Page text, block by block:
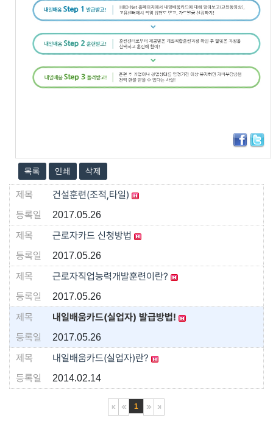
목록 인쇄 삭제
건설훈련(조적,타일)
2017.05.26
근로자카드 신청방법
2017.05.26
근로자직업능력개발훈련이란?
2017.05.26
내일배움카드(실업자) 발급방법!
2017.05.26
내일배움카드(실업자)란?
2014.02.14
1